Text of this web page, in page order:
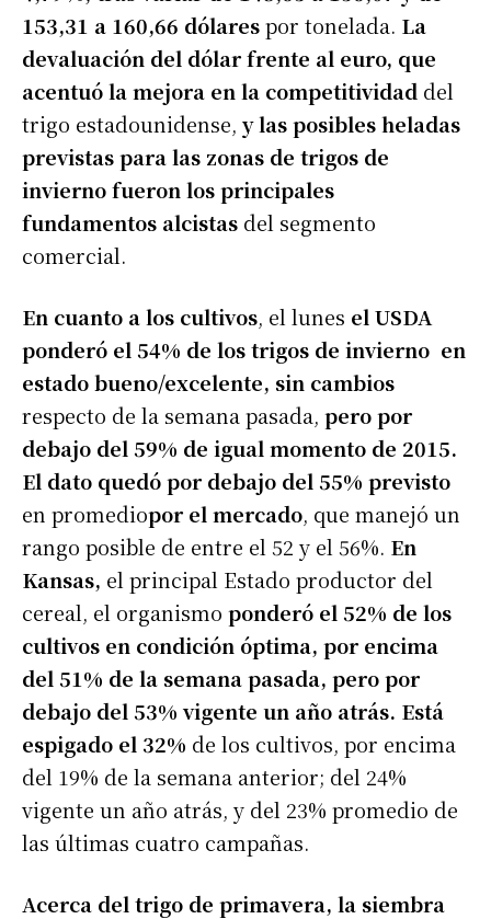
153,31 a 160,66 dólarespor tonelada. La
devaluación del dólar frente al euro, que
acentuó la mejora en la competitividad del
trigo estadounidense, y las posibles heladas
previstas para las zonas de trigos de
invierno fueron los principales
fundamentos alcistas del segmento
comercial.
En cuanto a los cultivos, el lunes el USDA
ponderó el 54% de los trigos de invierno en
estado bueno/excelente, sin cambios
respecto de la semana pasada, pero por
debajo del 59% de igual momento de 2015.
El dato quedó por debajo del 55% previsto
en promediopor el mercado, que manejó un
rango posible de entre el 52 y el 56%. En
Kansas, el principal Estado productor del
cereal, el organismo ponderó el 52% de los
cultivos en condición óptima, por encima
del 51% de la semana pasada, pero por
debajo del 53% vigente un año atrás. Está
espigado el 32% de los cultivos, por encima
del 19% de la semana anterior; del 24%
vigente un año atrás, y del 23% promedio de
las últimas cuatro campañas.
Acerca del trigo de primavera, la siembra